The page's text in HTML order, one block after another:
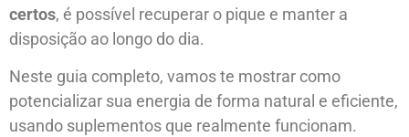
certos, é possível recuperar o pique e manter a
disposição ao longo do dia.
Neste guia completo, vamos te mostrar como
potencializar sua energia de forma natural e eficiente,
usando suplementos que realmente funcionam.